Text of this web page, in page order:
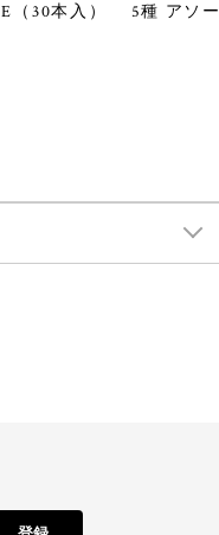
（30本入） 5種 アソー